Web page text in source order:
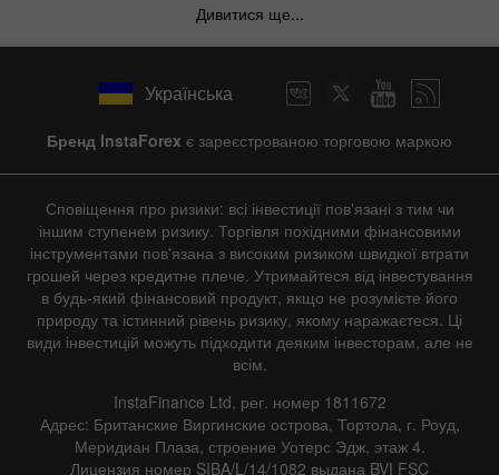
Дивитися ще...
Українська
Бренд InstaForex є зареєстрованою торговою маркою
Сповіщення про ризики: всі інвестиції пов'язані з тим чи
іншим ступенем ризику. Торгівля похідними фінансовими
інструментами пов'язана з високим ризиком швидкої втрати
грошей через кредитне плече. Утримайтеся від інвестування
в будь-який фінансовий продукт, якщо не розумієте його
природу та істинний рівень ризику, якому наражаєтеся. Ці
види інвестицій можуть підходити деяким інвесторам, але не
всім.
InstaFinance Ltd, рег. номер 1811672
Адрес: Британские Виргинские острова, Тортола, г. Роуд,
Меридиан Плаза, строение Уотерс Эдж, этаж 4.
Лицензия номер SIBA/L/14/1082 выдана BVI FSC